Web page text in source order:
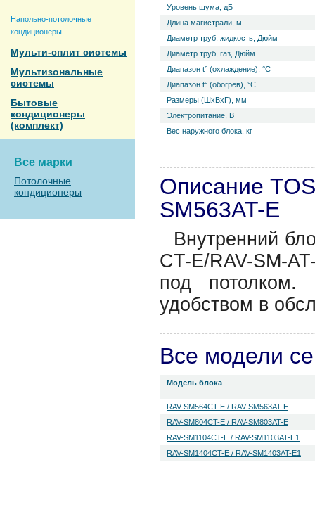
Напольно-потолочные
кондиционеры
Мульти-сплит системы
Мультизональные
системы
Бытовые
кондиционеры
(комплект)
Все марки
Потолочные
кондиционеры
Уровень ш­ума, дБ
Длина магистрали, м
Диаметр труб, жидкость, Дюйм
Диаметр труб, газ, Дюйм
Диапазон t° (охлаждение), °С
Диапазон t° (обогрев), °С
Размеры (ШхВхГ), мм
Электропитание, В
Вес наружного блока, кг
Описание
SM563AT-E
Внутренний
CT-E/RAV-SM-
под потолком.
удобством в
Все модели
Модель блока
RAV-SM564CT-E / RAV-SM563AT-E
RAV-SM804CT-E / RAV-SM803AT-E
RAV-SM1104CT-E / RAV-SM1103AT-E1
RAV-SM1404CT-E / RAV-SM1403AT-E1